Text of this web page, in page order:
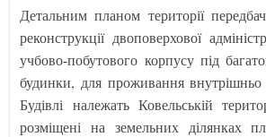
Детальним планом території
реконструкції двоповерхової
учбово-побутового корпусу під
будинки, для проживання внутрішньо
Будівлі належать Ковельській
розміщені на земельних ділянках